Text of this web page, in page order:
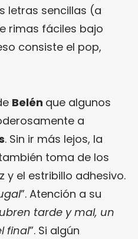
letras sencillas (a
rimas fáciles bajo
consiste el pop,
Belén que algunos
a
. Sin ir más lejos, la
toma de los
y el estribillo adhesivo.
”. Atención a su
tarde y mal, un
final”. Si algún